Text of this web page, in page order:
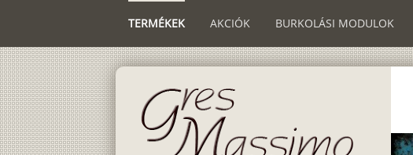
TERMÉKEK AKCIÓK BURKOLÁSI MODULOK